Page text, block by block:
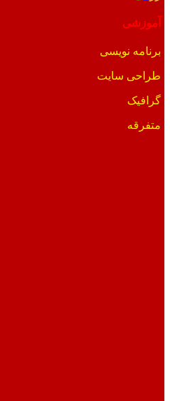
آموزشی
برنامه نویسی
طراحی سایت
گرافیک
متفرقه